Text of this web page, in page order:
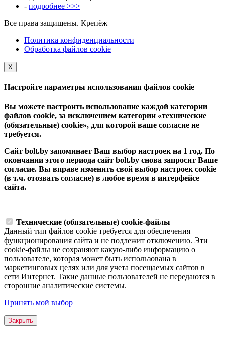
- подробнее >>>
Все права защищены. Крепёж
Политика конфиденциальности
Обработка файлов cookie
Х
Настройте параметры использования файлов cookie
Вы можете настроить использование каждой категории
файлов cookie, за исключением категории «технические
(обязательные) cookie», для которой ваше согласие не
требуется.
Сайт bolt.by запоминает Ваш выбор настроек на 1 год. По
окончании этого периода сайт bolt.by снова запросит Ваше
согласие. Вы вправе изменить свой выбор настроек cookie
(в т.ч. отозвать согласие) в любое время в интерфейсе
сайта.
Технические (обязательные) cookie-файлы
Данный тип файлов cookie требуется для обеспечения
функционирования сайта и не подлежит отключению. Эти
сookie-файлы не сохраняют какую-либо информацию о
пользователе, которая может быть использована в
маркетинговых целях или для учета посещаемых сайтов в
сети Интернет. Такие данные пользователей не передаются в
сторонние аналитические системы.
Принять мой выбор
Закрыть